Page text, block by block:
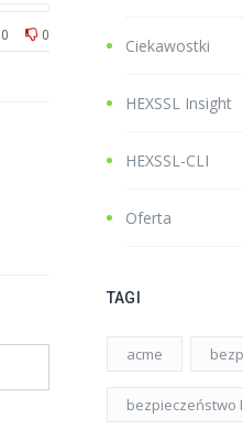
0
0 Ciekawostki
HEXSSL Insight
HEXSSL-CLI
Oferta
TAGI
acme
bezpieczeństwo